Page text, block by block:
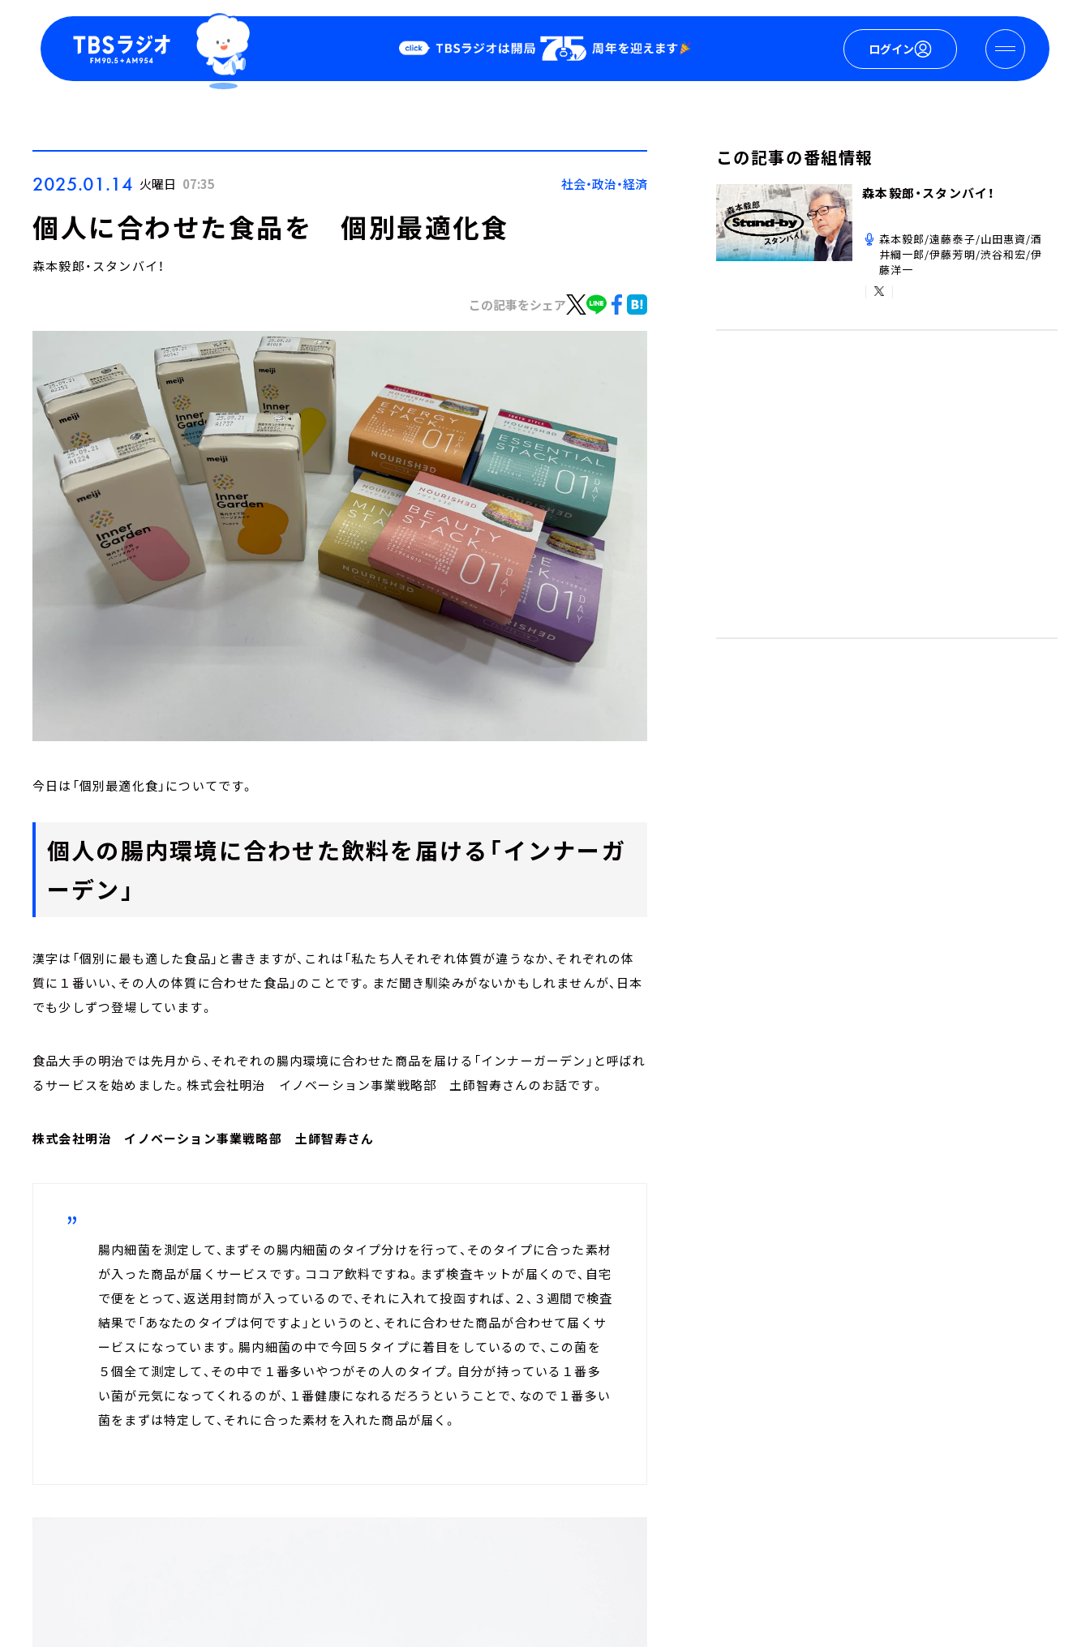
ログイン
Podcast
YouTube
会社情報
2025.01.14 火曜日 07:35 社会・政治・経済
個人に合わせた食品を 個別最適化食
森本毅郎・スタンバイ！
この記事をシェア
今日は「個別最適化食」についてです。
個人の腸内環境に合わせた飲料を届ける「インナーガ
ーデン」
漢字は「個別に最も適した食品」と書きますが、これは「私たち人それぞれ体質が違うなか、それぞれの体
質に１番いい、その人の体質に合わせた食品」のことです。まだ聞き馴染みがないかもしれませんが、日本
でも少しずつ登場しています。
食品大手の明治では先月から、それぞれの腸内環境に合わせた商品を届ける「インナーガーデン」と呼ばれ
るサービスを始めました。株式会社明治 イノベーション事業戦略部 土師智寿さんのお話です。
株式会社明治 イノベーション事業戦略部 土師智寿さん
腸内細菌を測定して、まずその腸内細菌のタイプ分けを行って、そのタイプに合った素材
が入った商品が届くサービスです。ココア飲料ですね。まず検査キットが届くので、自宅
で便をとって、返送用封筒が入っているので、それに入れて投函すれば、２、３週間で検査
結果で「あなたのタイプは何ですよ」というのと、それに合わせた商品が合わせて届くサ
ービスになっています。腸内細菌の中で今回５タイプに着目をしているので、この菌を
５個全て測定して、その中で１番多いやつがその人のタイプ。自分が持っている１番多
い菌が元気になってくれるのが、１番健康になれるだろうということで、なので１番多い
菌をまずは特定して、それに合った素材を入れた商品が届く。
この記事の番組情報
森本毅郎・スタンバイ！
森本毅郎/遠藤泰子/山田惠資/酒
井綱一郎/伊藤芳明/渋谷和宏/伊
藤洋一